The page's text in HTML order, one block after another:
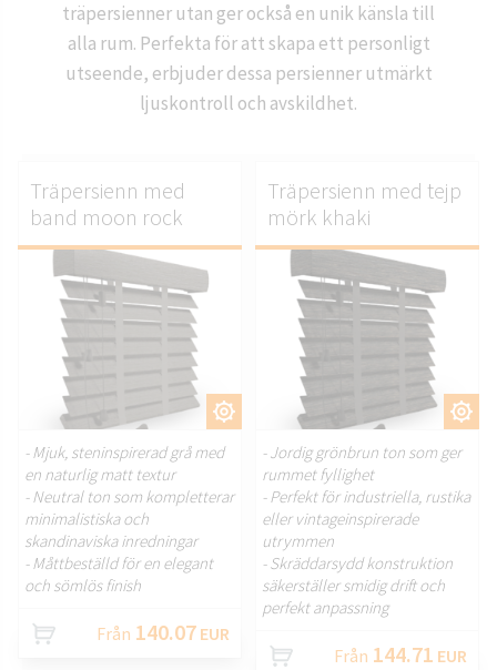
träpersienner utan ger också en unik känsla till
alla rum. Perfekta för att skapa ett personligt
utseende, erbjuder dessa persienner utmärkt
ljuskontroll och avskildhet.
ANPASSA.
Träpersienn med
band moon rock
- Mjuk, steninspirerad grå med
en naturlig matt textur
- Neutral ton som kompletterar
minimalistiska och
skandinaviska inredningar
- Måttbeställd för en elegant
och sömlös finish
Från 140.07 EUR
ANPASSA.
Träpersienn med tejp
mörk khaki
- Jordig grönbrun ton som ger
rummet fyllighet
- Perfekt för industriella, rustika
eller vintageinspirerade
utrymmen
- Skräddarsydd konstruktion
säkerställer smidig drift och
perfekt anpassning
Från 144.71 EUR